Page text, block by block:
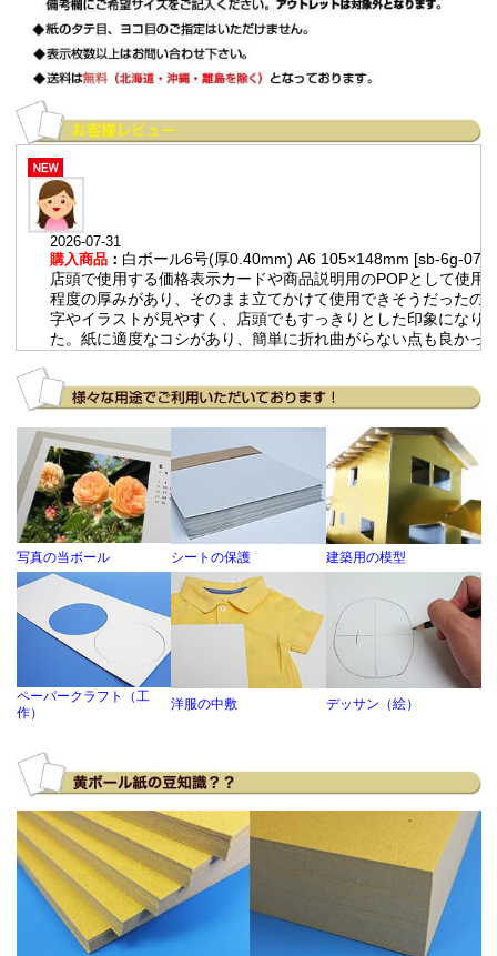
2026-07-31
購入商品 ： 白ボール6号(厚0.40mm) A6 105×148mm [sb-6g-07]
店頭で使用する価格表示カードや商品説明用のPOPとして使用
程度の厚みがあり、そのまま立てかけて使用できそうだったの
字やイラストが見やすく、店頭でもすっきりとした印象になり
た。紙に適度なコシがあり、簡単に折れ曲がらない点も良かっ
2026-07-14
購入商品：チップボール11号(厚0.80mm) 全判 800×1100mm
人力飛行機のフェアリング製作における治具。 大量発注する際
きが大きいため。 通常の紙と比べて強度が高いので、製作に役
います。
2026-06-25
購入商品
チップボール8号(厚0.56mm) A2 420×594mm / チッ
ル11号(厚0.80mm) A2 420×594mm
雄勝硯の簡易的な箱に使用しています。１個ごとにサイズが違
手作りです。 仕事場に届けていただけるから！ OKです。
2026-06-10
購入商品：黒ボール12号(厚0.78mm) A4 210×297mm / 黒ボー
(厚0.78mm) A6 105×148mm
アートの台紙として利用しています。 必要な大きさにカットし
えること、品質の良さ、一般では手に入らないこと。 円形など
トできないこと以外、とても良質な素材として重宝しています
写真の当ボール シートの保護 建築用の模型
ペーパークラフト（工
作）
洋服の中敷 デッサン（絵）